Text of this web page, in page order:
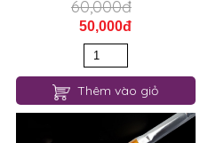
60,000đ
50,000đ
Thêm vào giỏ